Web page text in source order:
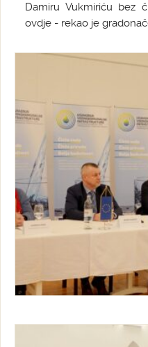
Damiru Vukmiriću bez
ovdje - rekao je